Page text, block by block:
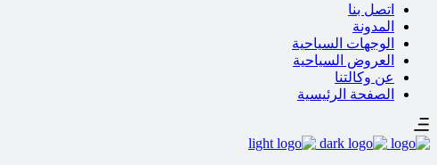
اتصل بنا
المدونة
الوجهات السياحية
العروض السياحية
عن وكالتنا
الصفحة الرئيسية